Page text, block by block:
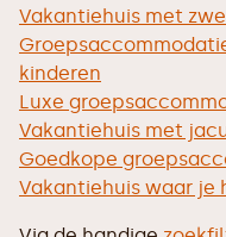
Vakantiehuis met
kinderen
Luxe
Vakantiehuis met
Goedkope
Vakantiehuis waar je